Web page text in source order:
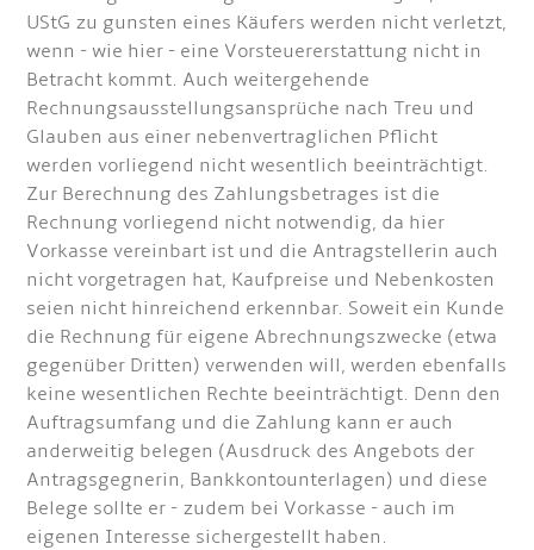
UStG zu gunsten eines Käufers werden nicht verletzt,
wenn - wie hier - eine Vorsteuererstattung nicht in
Betracht kommt. Auch weitergehende
Rechnungsausstellungsansprüche nach Treu und
Glauben aus einer nebenvertraglichen Pflicht
werden vorliegend nicht wesentlich beeinträchtigt.
Zur Berechnung des Zahlungsbetrages ist die
Rechnung vorliegend nicht notwendig, da hier
Vorkasse vereinbart ist und die Antragstellerin auch
nicht vorgetragen hat, Kaufpreise und Nebenkosten
seien nicht hinreichend erkennbar. Soweit ein Kunde
die Rechnung für eigene Abrechnungszwecke (etwa
gegenüber Dritten) verwenden will, werden ebenfalls
keine wesentlichen Rechte beeinträchtigt. Denn den
Auftragsumfang und die Zahlung kann er auch
anderweitig belegen (Ausdruck des Angebots der
Antragsgegnerin, Bankkontounterlagen) und diese
Belege sollte er - zudem bei Vorkasse - auch im
eigenen Interesse sichergestellt haben.